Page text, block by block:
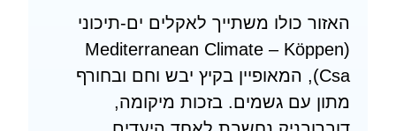
האזור כולו משתייך לאקלים ים-תיכוני
(Mediterranean Climate – Köppen
Csa), המאופיין בקיץ יבש וחם ובחורף
מתון עם גשמים. בזכות מיקומה,